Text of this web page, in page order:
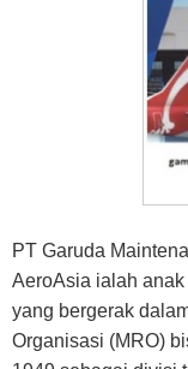
PT Garuda
AeroAsia ialah
yang bergerak
Organisasi (MRO)